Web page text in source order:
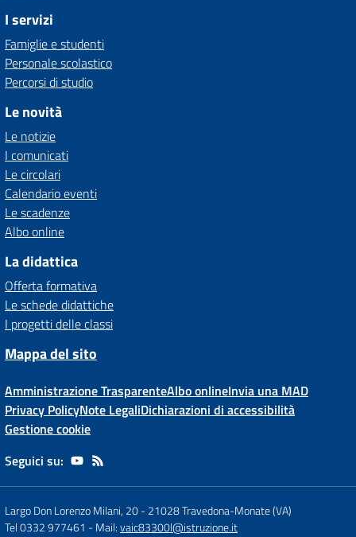
I servizi
Famiglie e studenti
Personale scolastico
Percorsi di studio
Le novità
Le notizie
I comunicati
Le circolari
Calendario eventi
Le scadenze
Albo online
La didattica
Offerta formativa
Le schede didattiche
I progetti delle classi
Mappa del sito
Amministrazione TrasparenteAlbo onlineInvia una MAD
Privacy PolicyNote LegaliDichiarazioni di accessibilità
Gestione cookie
Seguici su:
Largo Don Lorenzo Milani, 20-21028 Travedona-Monate (VA)
Tel 0332 977461 - Mail:vaic83300l@istruzione.it